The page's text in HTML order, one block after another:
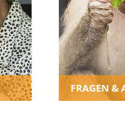
FRAGEN &